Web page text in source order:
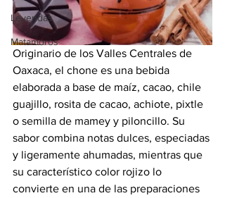
Leyendas
Matamoros
Originario de los Valles Centrales de
Oaxaca, el chone es una bebida
elaborada a base de maíz, cacao, chile
guajillo, rosita de cacao, achiote, pixtle
o semilla de mamey y piloncillo. Su
sabor combina notas dulces, especiadas
y ligeramente ahumadas, mientras que
su característico color rojizo lo
convierte en una de las preparaciones